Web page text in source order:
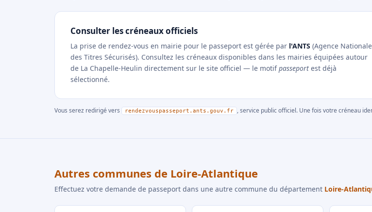
Consulter les créneaux officiels
La prise de rendez-vous en mairie pour le passeport est gérée par l'ANTS (Agence Nationale
des Titres Sécurisés). Consultez les créneaux disponibles dans les mairies équipées autour
de La Chapelle-Heulin directement sur le site officiel — le motifpasseport est déjà
sélectionné.
Vous serez redirigé vers rendezvouspasseport.ants.gouv.fr , service public officiel. Une fois votre créneau
Autres communes de Loire-Atlantique
Effectuez votre demande de passeport dans une autre commune du département Loire-